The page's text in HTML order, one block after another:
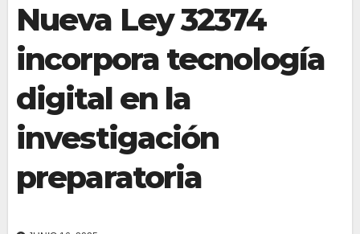
Nueva Ley 32374
incorpora tecnología
digital en la
investigación
preparatoria